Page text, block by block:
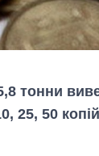
тонни
25, 50